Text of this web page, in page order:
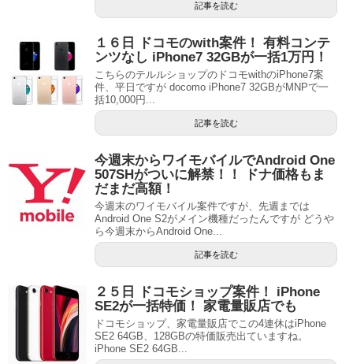
記事を読む
１６日 ドコモのwith案件！ 有料コンテ
ンツなし iPhone7 32GBが一括1万円！
こちらのテルルショップのドコモwithのiPhone7案
件、平日ですが docomo iPhone7 32GBがMNPで一
括10,000円...
記事を読む
今週末からワイモバイルでAndroid One
507SHがついに解禁！！ ドナ価格もま
だまだ高額！
今週末のワイモバイル案件ですが、先週までは
Android One S2がメイン機種だったんですが どうや
ら今週末からAndroid One...
記事を読む
２５日 ドコモショップ案件！ iPhone
SE2が一括特価！ 家電量販店でも
ドコモショップ、家電量販店でこの4連休はiPhone
SE2 64GB、128GBの特価販売出ていますね。
iPhone SE2 64GB...